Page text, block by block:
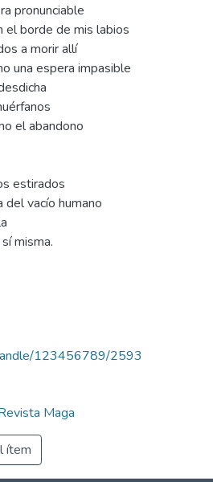
pronunciable
el borde de mis labios
a morir allí
una espera impasible
el abandono
estirados
del vacío humano
misma.
123456789/2593
Maga
ítem